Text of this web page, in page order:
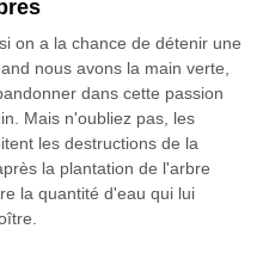
on a la chance de détenir une
nous avons la main verte,
dans cette passion
Mais n'oubliez pas, les
les destructions de la
la plantation de l'arbre
la quantité d'eau qui lui